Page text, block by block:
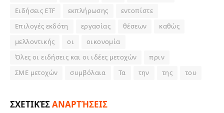
Ειδήσεις ETF εκπλήρωσης
εντοπίστε
Επιλογές εκδότη
εργασίας θέσεων
καθώς
μελλοντικής
οι
οικονομία
Όλες οι ειδήσεις και οι ιδέες μετοχών
πριν
ΣΜΕ μετοχών
συμβόλαια Τα την της του
ΣΧΕΤΙΚΈΣΑΝΑΡΤΉΣΕΙΣ